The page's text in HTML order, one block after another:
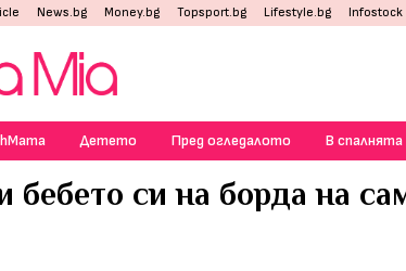
News.bg Money.bg Topsport.bg Lifestyle.bg Infostock
Детето Пред огледалото В спалнята
бебето си на борда на